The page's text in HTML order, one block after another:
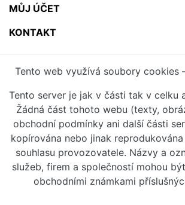
MŮJ ÚČET
KONTAKT
Tento web využívá soubory cookies
Tento server je jak v části tak v celku
Žádná část tohoto webu (texty,
obchodní podmínky ani další části
kopírována nebo jinak
souhlasu provozovatele. Názvy a
služeb, firem a společností mohou
obchodními známkami